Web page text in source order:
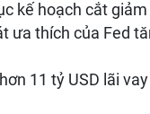
kế hoạch cắt
ưa thích của Fed
11 tỷ USD lãi